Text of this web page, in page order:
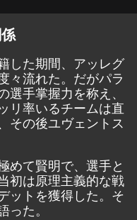
した期間、アッレグ
々流れた。だがパラ
手掌握力を称え、
リ率いるチームは直
その後ユヴェントス
めて賢明で、選手と
初は原理主義的な戦
ットを獲得した。そ
た。